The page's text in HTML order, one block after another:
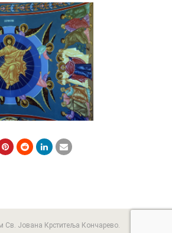
Св. Јована Крститеља Кончарево.